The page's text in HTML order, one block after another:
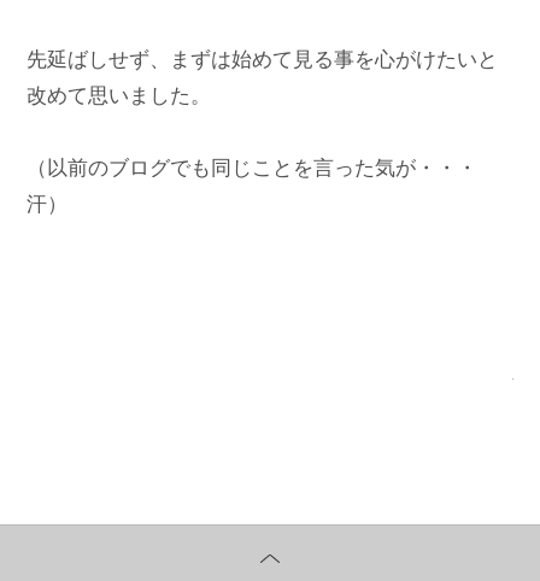
先延ばしせず、まずは始めて見る事を心がけたいと
改めて思いました。
（以前のブログでも同じことを言った気が・・・